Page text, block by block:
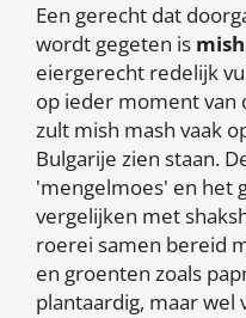
Een gerecht dat
wordt gegeten is
eiergerecht redelijk
op ieder moment van
zult mish mash vaak
Bulgarije zien staan.
'mengelmoes' en het
vergelijken met
roerei samen bereid
en groenten zoals
plantaardig, maar wel